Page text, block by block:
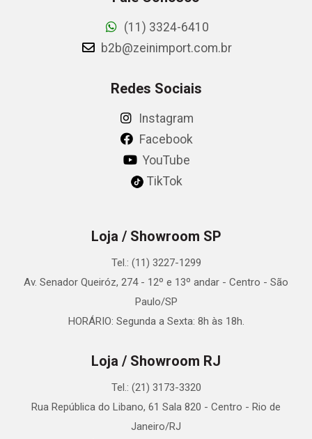
(11) 3324-6410
b2b@zeinimport.com.br
Redes Sociais
Instagram
Facebook
YouTube
TikTok
Loja / Showroom SP
Tel.: (11) 3227-1299
Av. Senador Queiróz, 274 - 12º e 13º andar - Centro - São
Paulo/SP
HORÁRIO: Segunda a Sexta: 8h às 18h.
Loja / Showroom RJ
Tel.: (21) 3173-3320
Rua República do Libano, 61 Sala 820 - Centro - Rio de
Janeiro/RJ